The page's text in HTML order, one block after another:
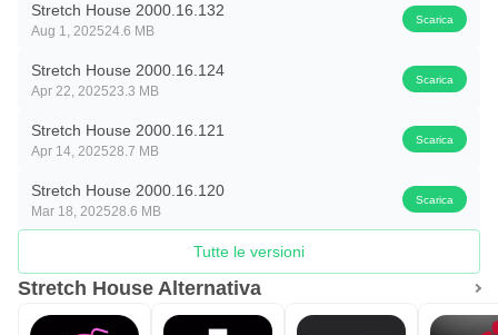
Stretch House 2000.16.132
Aug 1, 202524.6 MB
Scarica
Stretch House 2000.16.124
Apr 22, 202523.3 MB
Scarica
Stretch House 2000.16.121
Apr 14, 202528.7 MB
Scarica
Stretch House 2000.16.120
Mar 18, 202528.6 MB
Scarica
Tutte le versioni
Stretch House Alternativa